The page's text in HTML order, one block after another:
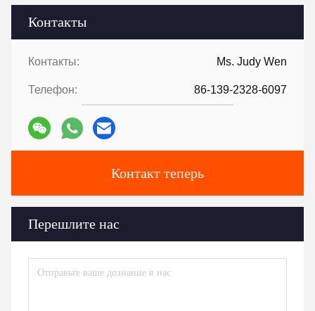
Контакты
Контакты: Ms. Judy Wen
Телефон: 86-139-2328-6097
Контакт теперь
Перешлите нас